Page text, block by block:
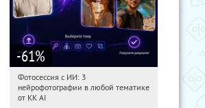
-61%
19:07:27
Россия
Фотосессия с ИИ: 3
нейрофотографии в любой тематике
от KK AI